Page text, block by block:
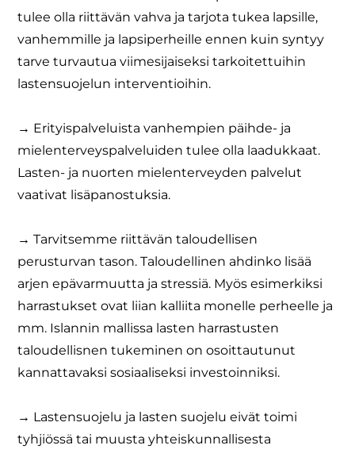
tulee olla riittävän vahva ja tarjota tukea lapsille,
vanhemmille ja lapsiperheille ennen kuin syntyy
tarve turvautua viimesijaiseksi tarkoitettuihin
lastensuojelun interventioihin.
→ Erityispalveluista vanhempien päihde- ja
mielenterveyspalveluiden tulee olla laadukkaat.
Lasten- ja nuorten mielenterveyden palvelut
vaativat lisäpanostuksia.
→ Tarvitsemme riittävän taloudellisen
perusturvan tason. Taloudellinen ahdinko lisää
arjen epävarmuutta ja stressiä. Myös esimerkiksi
harrastukset ovat liian kalliita monelle perheelle ja
mm. Islannin mallissa lasten harrastusten
taloudellisnen tukeminen on osoittautunut
kannattavaksi sosiaaliseksi investoinniksi.
→ Lastensuojelu ja lasten suojelu eivät toimi
tyhjiössä tai muusta yhteiskunnallisesta